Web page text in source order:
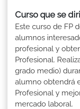
Curso que se
Este curso de FP
alumnos
profesional y
Profesional.
grado medio)
alumno obtendrá
Profesional y
mercado laboral.